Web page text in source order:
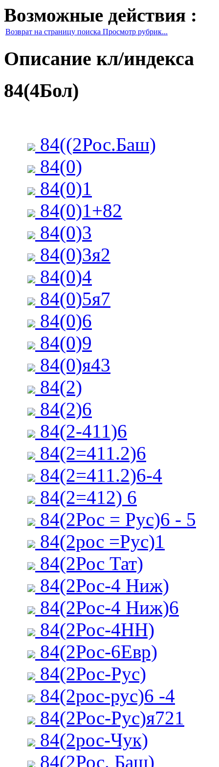
Возможные действия :
Возврат на страницу поиска Просмотр рубрик...
Описание кл/индекса
84(4Бол)
84((2Рос.Баш)
84(0)
84(0)1
84(0)1+82
84(0)3
84(0)3я2
84(0)4
84(0)5я7
84(0)6
84(0)9
84(0)я43
84(2)
84(2)6
84(2-411)6
84(2=411.2)6
84(2=411.2)6-4
84(2=412) 6
84(2Рос = Рус)6 - 5
84(2рос =Рус)1
84(2Рос Тат)
84(2Рос-4 Ниж)
84(2Рос-4 Ниж)6
84(2Рос-4НН)
84(2Рос-6Евр)
84(2Рос-Рус)
84(2рос-рус)6 -4
84(2Рос-Рус)я721
84(2рос-Чук)
84(2Рос. Баш)